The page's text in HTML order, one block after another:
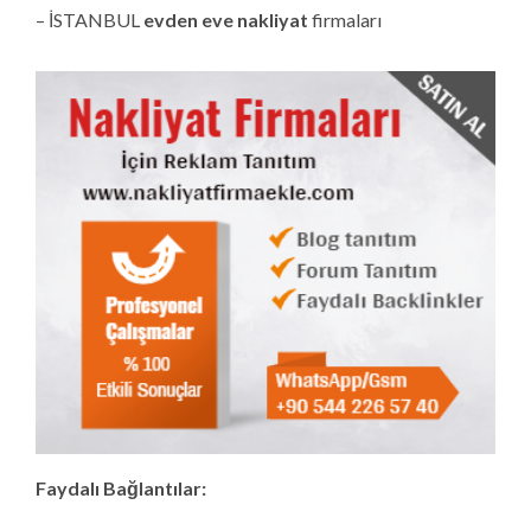
– İSTANBUL evden eve nakliyat firmaları
Faydalı Bağlantılar: